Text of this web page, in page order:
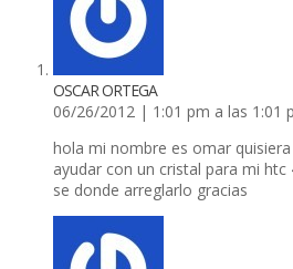
OSCAR ORTEGA
06/26/2012 | 1:01 pm a las 1:01
hola mi nombre es omar
ayudar con un cristal para mi
se donde arreglarlo gracias